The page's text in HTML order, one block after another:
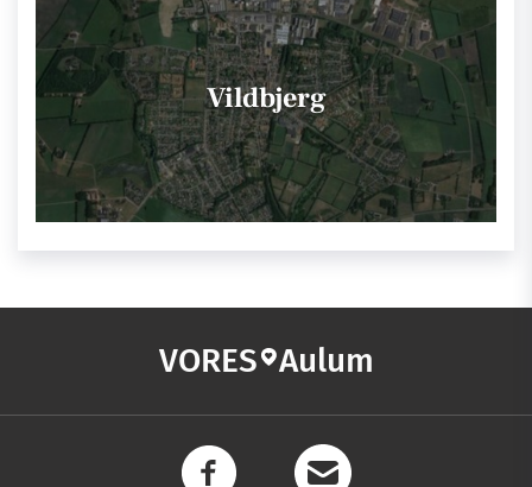
Vildbjerg
VORES Aulum